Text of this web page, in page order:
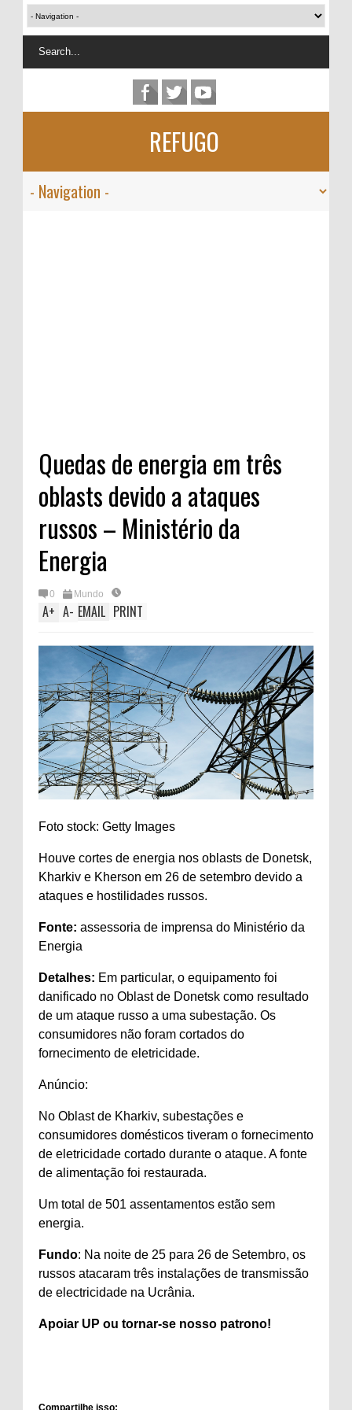
REFUGO
Quedas de energia em três
oblasts devido a ataques
russos – Ministério da
Energia
0 Mundo
A+ A- EMAIL PRINT
Foto stock: Getty Images
Houve cortes de energia nos oblasts de Donetsk,
Kharkiv e Kherson em 26 de setembro devido a
ataques e hostilidades russos.
Fonte: assessoria de imprensa do Ministério da
Energia
Detalhes: Em particular, o equipamento foi
danificado no Oblast de Donetsk como resultado
de um ataque russo a uma subestação. Os
consumidores não foram cortados do
fornecimento de eletricidade.
Anúncio:
No Oblast de Kharkiv, subestações e
consumidores domésticos tiveram o fornecimento
de eletricidade cortado durante o ataque. A fonte
de alimentação foi restaurada.
Um total de 501 assentamentos estão sem
energia.
Fundo: Na noite de 25 para 26 de Setembro, os
russos atacaram três instalações de transmissão
de electricidade na Ucrânia.
Apoiar UP ou tornar-se nosso patrono!